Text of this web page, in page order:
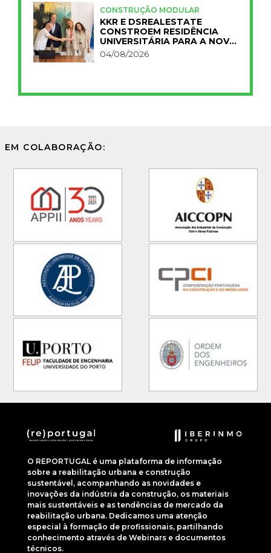
CONSTRUÇÃO MODULAR
KKR E DSREALESTATE
CONSTROEM RESIDÊNCIA
UNIVERSITÁRIA PARA A NOVA
FCT
04/08/2026
EM COLABORAÇÃO:
O REPORTUGAL é uma plataforma de informação
sobre a reabilitação urbana e construção
sustentável, acompanhando as novidades e
inovações da indústria da construção, os materiais
mais sustentáveis e as tendências de mercado da
reabilitação urbana. Dedicamos uma atenção
especial à formação de profissionais, partilhando
conhecimento através de Webinars e documentos
técnicos.